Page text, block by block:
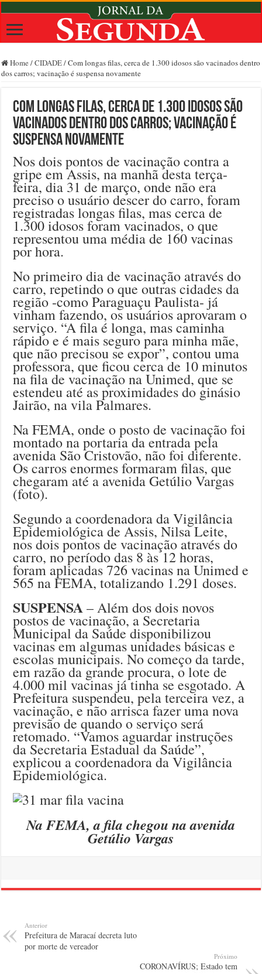
Home /CIDADE/Com longas filas, cerca de 1.300 idosos são vacinados dentro
dos carros; vacinação é suspensa novamente
Com longas filas, cerca de 1.300 idosos são
vacinados dentro dos carros; vacinação é
suspensa novamente
Nos dois pontos de vacinação contra a
gripe em Assis, na manhã desta terça-
feira, dia 31 de março, onde não era
preciso o usuário descer do carro, foram
registradas longas filas, mas cerca de
1.300 idosos foram vacinados, o que
representou uma média de 160 vacinas
por hora.
No primeiro dia de vacinação através do
carro, repetindo o que outras cidades da
região -como Paraguaçu Paulista- já
vinham fazendo, os usuários aprovaram o
serviço. “A fila é longa, mas caminha
rápido e é mais seguro para minha mãe,
que não precisou se expor”, contou uma
professora, que ficou cerca de 10 minutos
na fila de vacinação na Unimed, que se
estendeu até as proximidades do ginásio
Jairão, na vila Palmares.
Na FEMA, onde o posto de vacinação foi
montado na portaria da entrada pela
avenida São Cristovão, não foi diferente.
Os carros enormes formaram filas, que
chegaram até a avenida Getúlio Vargas
(foto).
Segundo a coordenadora da Vigilância
Epidemiológica de Assis, Nilsa Leite,
nos dois pontos de vacinação através do
carro, no período das 8 às 12 horas,
foram aplicadas 726 vacinas na Unimed e
565 na FEMA, totalizando 1.291 doses.
SUSPENSA– Além dos dois novos
postos de vacinação, a Secretaria
Municipal da Saúde disponibilizou
vacinas em algumas unidades básicas e
escolas municipais. No começo da tarde,
em razão da grande procura, o lote de
4.000 mil vacinas já tinha se esgotado. A
Prefeitura suspendeu, pela terceira vez, a
vacinação, e não arrisca fazer uma nova
previsão de quando o serviço será
retomado. “Vamos aguardar instruções
da Secretaria Estadual da Saúde”,
explicou a coordenadora da Vigilância
Epidemiológica.
Na FEMA, a fila chegou na avenida
Getúlio Vargas
Anterior
Prefeitura de Maracaí decreta luto
por morte de vereador
Próximo
CORONAVÍRUS; Estado tem